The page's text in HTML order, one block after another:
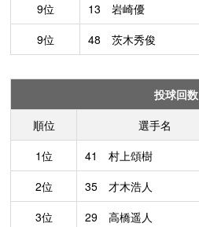
9位
13 岩崎優
9位
48 茨木秀俊
投球回数
順位
選手名
1位
41 村上頌樹
2位
35 才木浩人
3位
29 高橋遥人